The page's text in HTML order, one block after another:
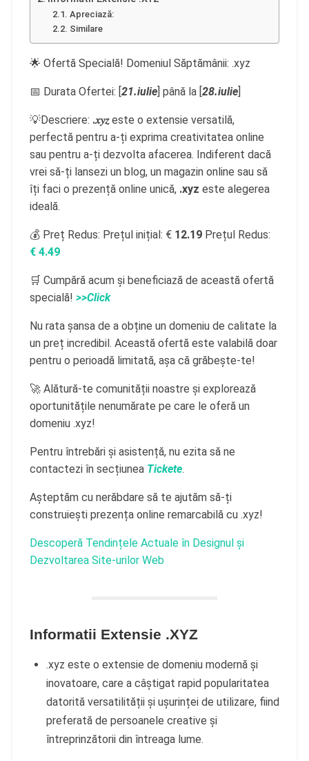
Apreciază:
Similare
🌟 Ofertă Specială! Domeniul Săptămânii: .xyz
📅 Durata Ofertei: [21.iulie] până la [28.iulie]
💡Descriere: .𝑥𝑦𝑧este o extensie versatilă,
perfectă pentru a-ți exprima creativitatea online
sau pentru a-ți dezvolta afacerea. Indiferent dacă
vrei să-ți lansezi un blog, un magazin online sau să
îți faci o prezență online unică, .xyz este alegerea
ideală.
💰 Preț Redus: Prețul inițial: € 12.19Prețul Redus:
€ 4.49
🛒 Cumpără acum și beneficiază de această ofertă
specială! >>Click
Nu rata șansa de a obține un domeniu de calitate la
un preț incredibil. Această ofertă este valabilă doar
pentru o perioadă limitată, așa că grăbește-te!
🚀 Alătură-te comunității noastre și explorează
oportunitățile nenumărate pe care le oferă un
domeniu .xyz!
Pentru întrebări și asistență, nu ezita să ne
contactezi în secțiunea Tickete.
Așteptăm cu nerăbdare să te ajutăm să-ți
construiești prezența online remarcabilă cu .xyz!
Descoperă Tendințele Actuale în Designul și
Dezvoltarea Site-urilor Web
Informatii Extensie .XYZ
.xyz este o extensie de domeniu modernă și
inovatoare, care a câștigat rapid popularitatea
datorită versatilității și ușurinței de utilizare, fiind
preferată de persoanele creative și
întreprinzătorii din întreaga lume.